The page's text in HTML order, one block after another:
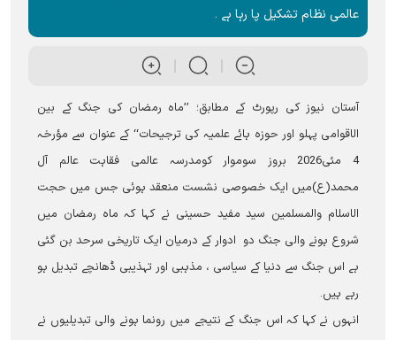
عالمی نظام تشکیل پا رہا ہے ۔
آستان نیوز کی رپورٹ کے مطابق؛ ’’ماہ رمضان کی جنگ کے بین
الاقوامی پہلو اور حوزہ ہائے علمیہ کی ترجیحات‘‘ کے عنوان سے مؤرخہ
4 مئی2026 بروز سوموار کومدرسہ عالمی فقاہت عالم آل
محمد(ع)میں ایک خصوصی نشست منعقد ہوئی جس میں حجت
الاسلام والمسلمین سید مفید حسینی نے کہا کہ ماہ رمضان میں
شروع ہونے والی جنگ دو ادوار کے درمیان ایک تاریخی سرحد بن گئی
ہے اس جنگ سے دنیا کے سیاسی ، مذہبی اور تہذیبی ڈھانچے تبدیل ہو
رہے ہیں۔
انہوں نے کہا کہ اس جنگ کے نتیجے میں رونما ہونے والی تبدیلیوں نے